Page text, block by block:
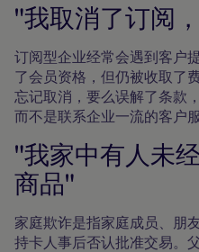
"我取消了订阅
订阅型企业经常会遇到客户
了会员资格，但仍被收取了
忘记取消，要么误解了条款
而不是联系企业一流的客户服
"我家中有人未
商品"
家庭欺诈是指家庭成员、朋
持卡人事后否认批准交易。